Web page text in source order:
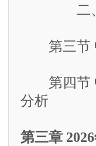
二、购
第三节 中
第四节 中
分析
第三章